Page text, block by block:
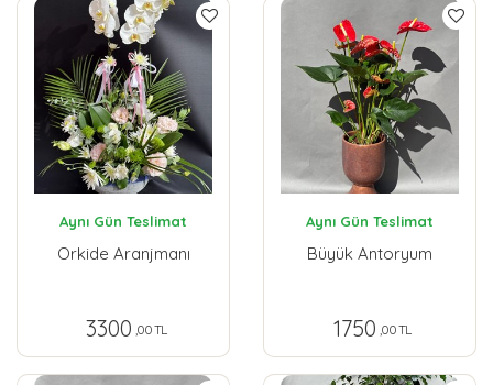
Aynı Gün Teslimat
Orkide Aranjmanı
3300 ,00 TL
Aynı Gün Teslimat
Büyük Antoryum
1750 ,00 TL